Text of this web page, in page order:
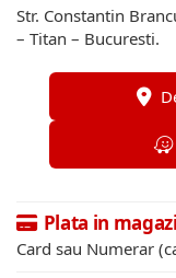
Str. Constantin
– Titan – Bucuresti.
Plata in
Card sau Numerar